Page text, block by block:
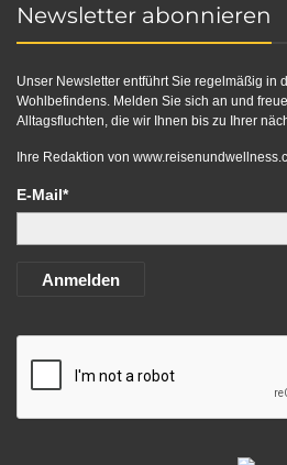
Newsletter abonnieren
Unser Newsletter entführt Sie regelmäßig in
Wohlbefindens. Melden Sie sich an und
Alltagsfluchten, die wir Ihnen bis zu Ihrer
Ihre Redaktion von
E-Mail*
Anmelden